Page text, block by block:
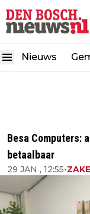
Nieuws
Besa Computers:
betaalbaar
29 JAN , 12:55•